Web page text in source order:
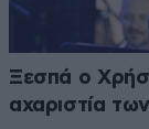
Ξεσπά ο
αχαριστία